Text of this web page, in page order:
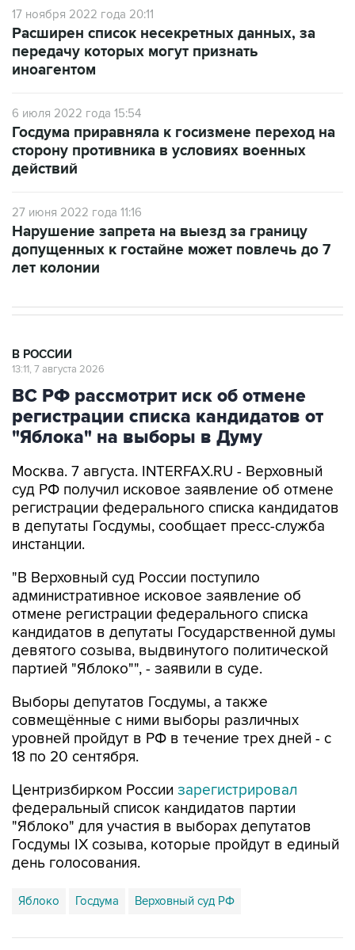
17 ноября 2022 года 20:11
Расширен список несекретных данных, за
передачу которых могут признать
иноагентом
6 июля 2022 года 15:54
Госдума приравняла к госизмене переход на
сторону противника в условиях военных
действий
27 июня 2022 года 11:16
Нарушение запрета на выезд за границу
допущенных к гостайне может повлечь до 7
лет колонии
В РОССИИ
13:11, 7 августа 2026
ВС РФ рассмотрит иск об отмене
регистрации списка кандидатов от
"Яблока" на выборы в Думу
Москва. 7 августа. INTERFAX.RU - Верховный
суд РФ получил исковое заявление об отмене
регистрации федерального списка кандидатов
в депутаты Госдумы, сообщает пресс-служба
инстанции.
"В Верховный суд России поступило
административное исковое заявление об
отмене регистрации федерального списка
кандидатов в депутаты Государственной думы
девятого созыва, выдвинутого политической
партией "Яблоко"", - заявили в суде.
Выборы депутатов Госдумы, а также
совмещённые с ними выборы различных
уровней пройдут в РФ в течение трех дней - с
18 по 20 сентября.
Центризбирком России зарегистрировал
федеральный список кандидатов партии
"Яблоко" для участия в выборах депутатов
Госдумы IX созыва, которые пройдут в единый
день голосования.
Яблоко Госдума Верховный суд РФ